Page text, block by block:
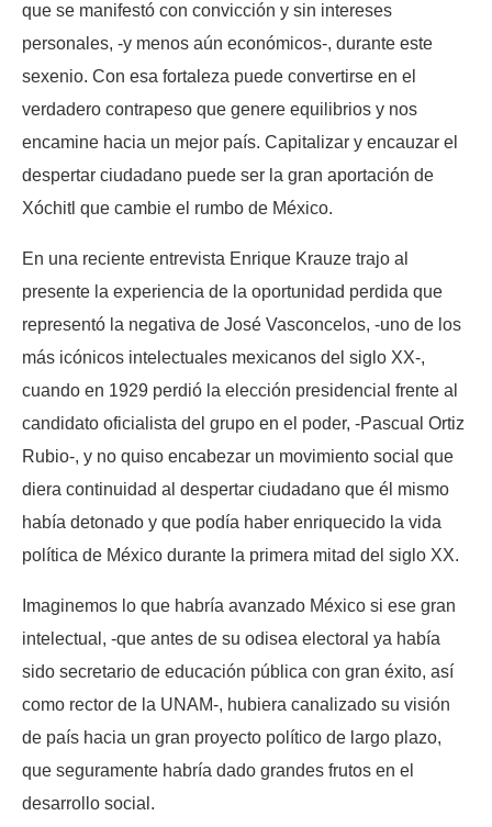
que se manifestó con convicción y sin intereses
personales, -y menos aún económicos-, durante este
sexenio. Con esa fortaleza puede convertirse en el
verdadero contrapeso que genere equilibrios y nos
encamine hacia un mejor país. Capitalizar y encauzar el
despertar ciudadano puede ser la gran aportación de
Xóchitl que cambie el rumbo de México.
En una reciente entrevista Enrique Krauze trajo al
presente la experiencia de la oportunidad perdida que
representó la negativa de José Vasconcelos, -uno de los
más icónicos intelectuales mexicanos del siglo XX-,
cuando en 1929 perdió la elección presidencial frente al
candidato oficialista del grupo en el poder, -Pascual Ortiz
Rubio-, y no quiso encabezar un movimiento social que
diera continuidad al despertar ciudadano que él mismo
había detonado y que podía haber enriquecido la vida
política de México durante la primera mitad del siglo XX.
Imaginemos lo que habría avanzado México si ese gran
intelectual, -que antes de su odisea electoral ya había
sido secretario de educación pública con gran éxito, así
como rector de la UNAM-, hubiera canalizado su visión
de país hacia un gran proyecto político de largo plazo,
que seguramente habría dado grandes frutos en el
desarrollo social.